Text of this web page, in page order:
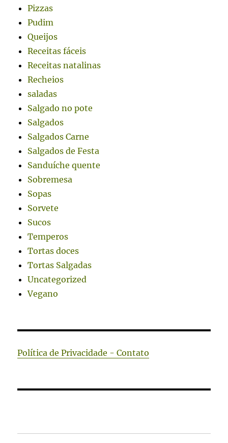
Pizzas
Pudim
Queijos
Receitas fáceis
Receitas natalinas
Recheios
saladas
Salgado no pote
Salgados
Salgados Carne
Salgados de Festa
Sanduíche quente
Sobremesa
Sopas
Sorvete
Sucos
Temperos
Tortas doces
Tortas Salgadas
Uncategorized
Vegano
Política de Privacidade - Contato